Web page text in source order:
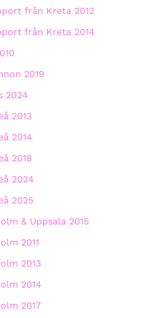
från Kreta 2012
från Kreta 2014
2019
2024
2013
2014
2018
2024
2025
& Uppsala 2015
2011
2013
2014
2017